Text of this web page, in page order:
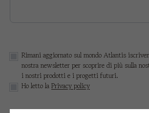
Rimani aggiornato sul mondo Atlantis
nostra newsletter per scoprire di più sulla
i nostri prodotti e i progetti futuri.
Ho letto la Privacy policy